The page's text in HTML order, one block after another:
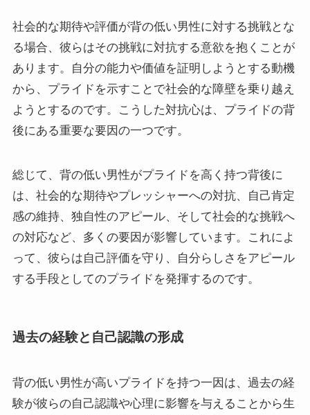
社会的な期待や評価が背の低い男性に対する挑戦とな
る場合、彼らはその挑戦に対抗する意欲を抱くことが
あります。自分の能力や価値を証明しようとする動機
から、プライドを示すことで社会的な障壁を乗り越え
ようとするのです。こうした対抗心は、プライドの背
後にある重要な要因の一つです。
総じて、背の低い男性がプライドを高く持つ背後に
は、社会的な期待やプレッシャーへの対抗、自己肯定
感の維持、独自性のアピール、そして社会的な挑戦へ
の対応など、多くの要因が影響しています。これによ
って、彼らは自己評価を守り、自分らしさをアピール
する手段としてのプライドを発揮するのです。
過去の経験と自己認識の形成
背の低い男性が高いプライドを持つ一因は、過去の経
験が彼らの自己認識や心理に影響を与えることから生